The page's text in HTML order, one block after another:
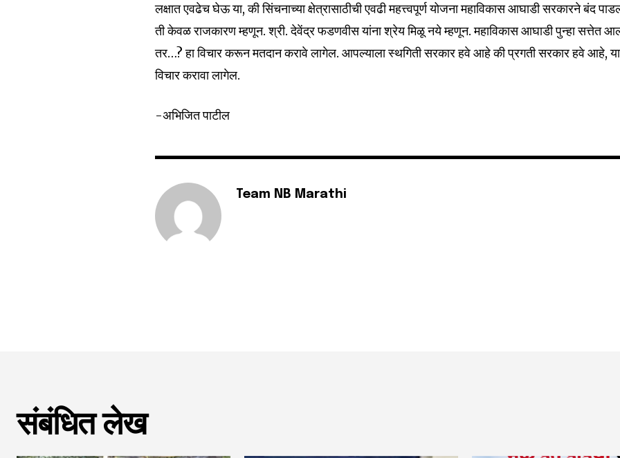
लक्षात एवढेच घेऊ या, की सिंचनाच्या क्षेत्रासाठीची एवढी महत्त्वपूर्ण योजना महाविकास आघाडी सरकारने बंद
ती केवळ राजकारण म्हणून. श्री. देवेंद्र फडणवीस यांना श्रेय मिळू नये म्हणून. महाविकास आघाडी पुन्हा सत्तेत
तर…? हा विचार करून मतदान करावे लागेल. आपल्याला स्थगिती सरकार हवे आहे की प्रगती सरकार हवे आहे,
विचार करावा लागेल.
-अभिजित पाटील
Team NB Marathi
संबंधित लेख